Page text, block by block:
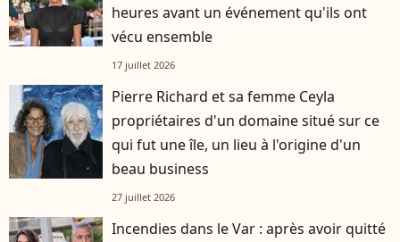
heures avant un événement qu'ils ont
vécu ensemble
17 juillet 2026
Pierre Richard et sa femme Ceyla
propriétaires d'un domaine situé sur ce
qui fut une île, un lieu à l'origine d'un
beau business
27 juillet 2026
Incendies dans le Var : après avoir quitté